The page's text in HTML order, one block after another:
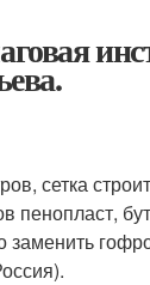
сетка
пенопласт,